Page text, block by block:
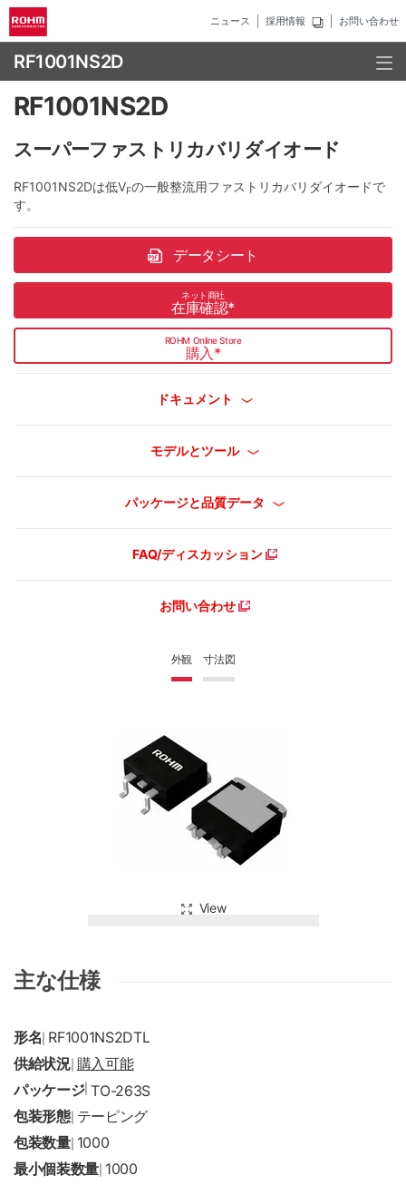
ニュース 採用情報 お問い合わせ
RF1001NS2D
外観 寸法図
View
RF1001NS2D
スーパーファストリカバリダイオード
RF1001NS2Dは低VFの一般整流用ファストリカバリダイオードで
す。
データシート
ネット商社
在庫確認*
ROHM Online Store
購入*
ドキュメント
モデルとツール
パッケージと品質データ
FAQ/ディスカッション
お問い合わせ
主な仕様
形名 RF1001NS2DTL
供給状況| 購入可能
パッケージ|TO-263S
包装形態| テーピング
包装数量| 1000
最小個装数量 1000